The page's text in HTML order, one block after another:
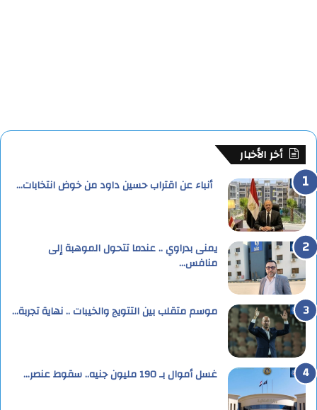
أخر الأخبار
أنباء عن اقتراب حسين داود من خوض انتخابات…
يمنى بدراوي .. عندما تتحول الموهبة إلى
منافس…
موسم متقلب بين التتويج والخيبات .. نهاية تجربة…
غسل أموال بـ 190 مليون جنيه.. سقوط عنصر…